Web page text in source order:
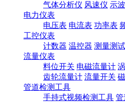
气体分析仪 风速仪 示
电力仪表
电压表 电流表 功率表
工控仪表
计数器 温控器 测量测
流量仪表
料位开关 电磁流量计
齿轮流量计 流量开关
管道检测工具
手持式视频检测工具 管